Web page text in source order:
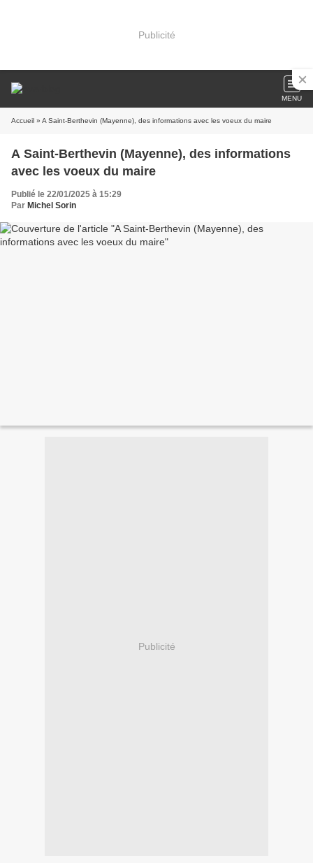
Publicité
MENU
Accueil » A Saint-Berthevin (Mayenne), des informations avec les voeux du maire
A Saint-Berthevin (Mayenne), des informations
avec les voeux du maire
Publié le 22/01/2025 à 15:29
Par Michel Sorin
Publicité